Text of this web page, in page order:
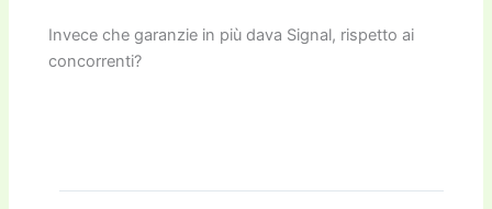
Invece che garanzie in più dava Signal, rispetto ai
concorrenti?